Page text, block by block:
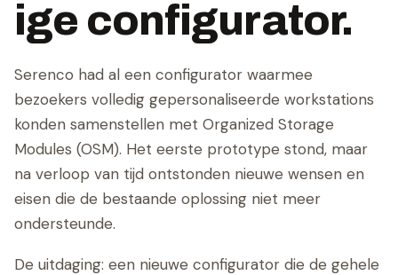
ige configurator.
Serenco had al een configurator waarmee
bezoekers volledig gepersonaliseerde workstations
konden samenstellen met Organized Storage
Modules (OSM). Het eerste prototype stond, maar
na verloop van tijd ontstonden nieuwe wensen en
eisen die de bestaande oplossing niet meer
ondersteunde.
De uitdaging: een nieuwe configurator die de gehele